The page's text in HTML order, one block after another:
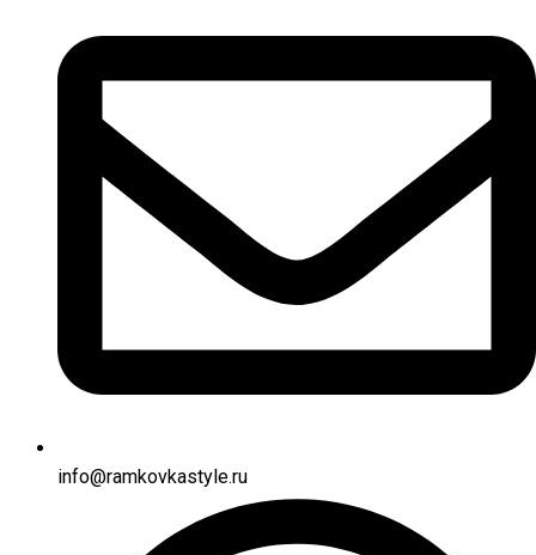
info@ramkovkastyle.ru